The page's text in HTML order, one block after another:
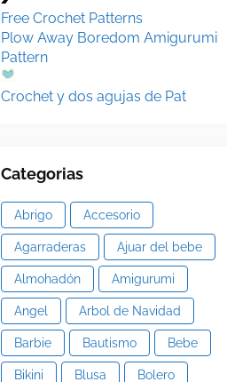
Free Crochet Patterns
Plow Away Boredom Amigurumi
Pattern
Crochet y dos agujas de Pat
Categorias
Abrigo Accesorio
Agarraderas Ajuar del bebe
Almohadón Amigurumi
Angel Arbol de Navidad
Barbie Bautismo Bebe
Bikini Blusa Bolero